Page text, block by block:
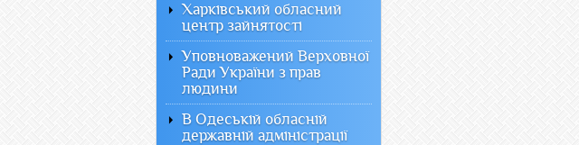
Харківський обласний
центр зайнятості
Уповноважений Верховної
Ради України з прав
людини
В Одеській обласній
державній адміністрації